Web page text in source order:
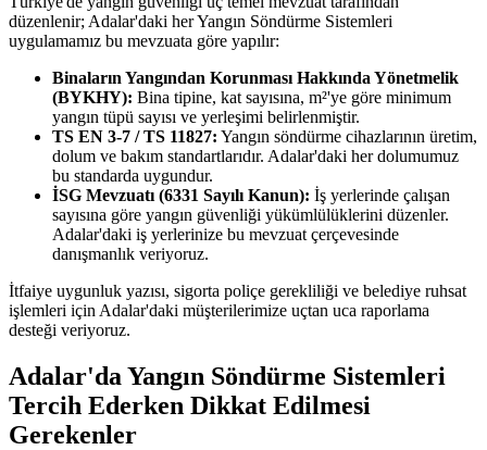
düzenlenir; Adalar'daki her Yangın Söndürme Sistemleri
uygulamamız bu mevzuata göre yapılır:
Binaların Yangından Korunması Hakkında Yönetmelik
(BYKHY): Bina tipine, kat sayısına, m²'ye göre minimum
yangın tüpü sayısı ve yerleşimi belirlenmiştir.
TS EN 3-7 / TS 11827: Yangın söndürme cihazlarının üretim,
dolum ve bakım standartlarıdır. Adalar'daki her dolumumuz
bu standarda uygundur.
İSG Mevzuatı (6331 Sayılı Kanun): İş yerlerinde çalışan
sayısına göre yangın güvenliği yükümlülüklerini düzenler.
Adalar'daki iş yerlerinize bu mevzuat çerçevesinde
danışmanlık veriyoruz.
İtfaiye uygunluk yazısı, sigorta poliçe gerekliliği ve belediye ruhsat
işlemleri için Adalar'daki müşterilerimize uçtan uca raporlama
desteği veriyoruz.
Adalar'da Yangın Söndürme Sistemleri
Tercih Ederken Dikkat Edilmesi
Gerekenler